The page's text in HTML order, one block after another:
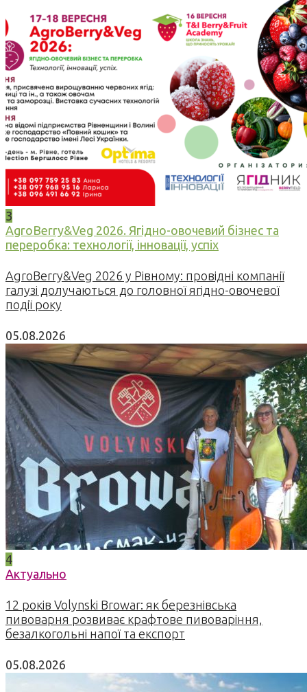
3
AgroBerry&Veg 2026. Ягідно-овочевий бізнес та
переробка: технології, інновації, успіх
AgroBerry&Veg 2026 у Рівному: провідні компанії
галузі долучаються до головної ягідно-овочевої
події року
05.08.2026
4
Актуально
12 років Volynski Browar: як березнівська
пивоварня розвиває крафтове пивоваріння,
безалкогольні напої та експорт
05.08.2026